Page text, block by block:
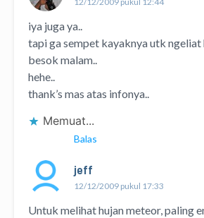
iya juga ya..
tapi ga sempet kayaknya utk ngeliat
besok malam..
hehe..
thank’s mas atas infonya..
Memuat...
Balas
jeff
12/12/2009 pukul 17:33
Untuk melihat hujan meteor, paling